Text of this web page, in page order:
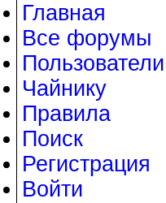
Главная
Все форумы
Пользователи
Чайнику
Правила
Поиск
Регистрация
Войти